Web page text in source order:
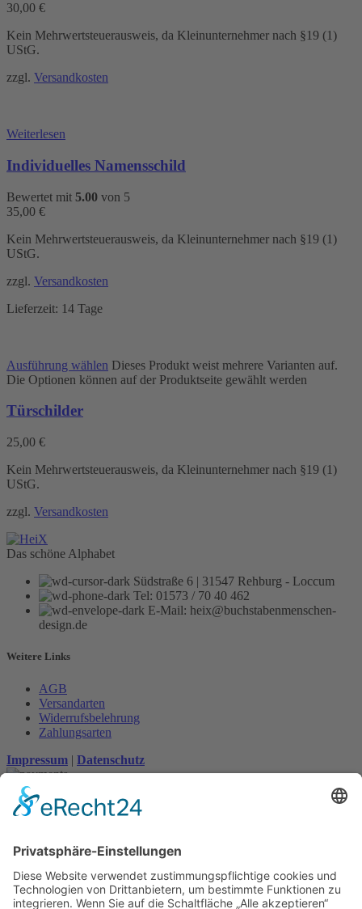
30,00 €
Kein Mehrwertsteuerausweis, da Kleinunternehmer nach §19 (1)
UStG.
zzgl. Versandkosten
Weiterlesen
Individuelles Namensschild
Bewertet mit 5.00 von 5
35,00 €
Kein Mehrwertsteuerausweis, da Kleinunternehmer nach §19 (1)
UStG.
zzgl. Versandkosten
Lieferzeit: 14 Tage
Ausführung wählen Dieses Produkt weist mehrere Varianten auf.
Die Optionen können auf der Produktseite gewählt werden
Türschilder
25,00 €
Kein Mehrwertsteuerausweis, da Kleinunternehmer nach §19 (1)
UStG.
zzgl. Versandkosten
Das schöne Alphabet
Südstraße 6 | 31547 Rehburg - Loccum
Tel: 01573 / 70 40 462
E-Mail: heix@buchstabenmenschen-
design.de
Weitere Links
AGB
Versandarten
Widerrufsbelehrung
Zahlungsarten
Impressum | Datenschutz
Home
Shop
ABC Geschirrhandtuch
ABC Plakat
Individuelles Namensschild
Individuelles (Haus-) Nummernschild